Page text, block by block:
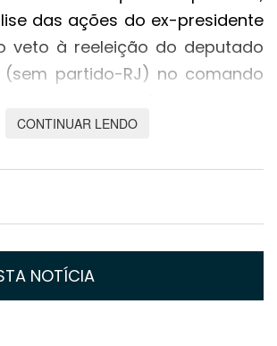
das ações do ex-presidente
veto à reeleição do deputado
(sem partido-RJ) no comando
da inclusão do ICMS da
se expôs e desagradou
ao se alinhar a
momento de maior tensão foi
a realização de missas e
a pandemia em todo o Brasil.
CONTINUAR LENDO
NOTÍCIA